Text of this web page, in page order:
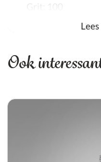
Grit: 100
een plakrand,
op eenvoudige
wegwerpvijl van
wisselen van
maakt het voor u
en na uw
Lees
Ook